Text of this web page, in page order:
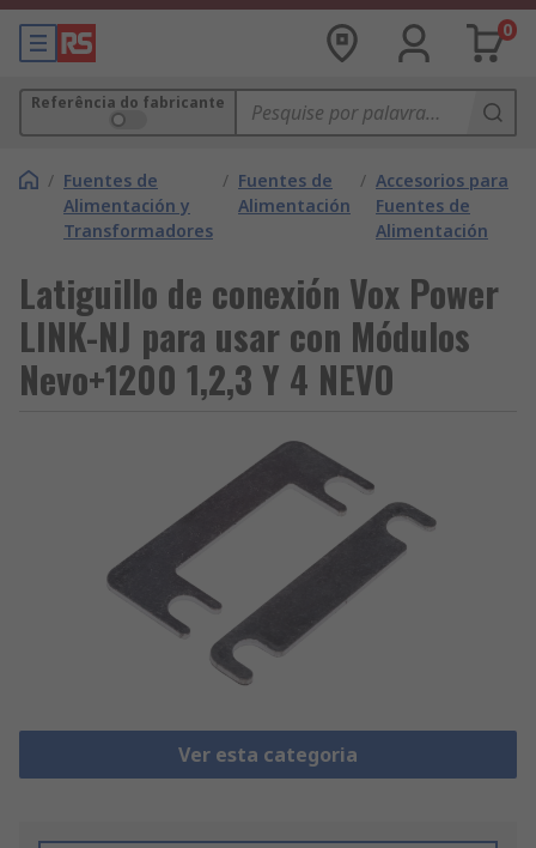
0
Referência do fabricante
/ Fuentes de
Alimentación y
Transformadores
/ Fuentes de
Alimentación
/ Accesorios para
Fuentes de
Alimentación
Latiguillo de conexión Vox Power
LINK-NJ para usar con Módulos
Nevo+1200 1,2,3 Y 4 NEVO
Ver esta categoria